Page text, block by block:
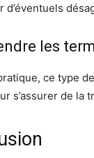
d’éventuels
les
ce type
s’assurer de la